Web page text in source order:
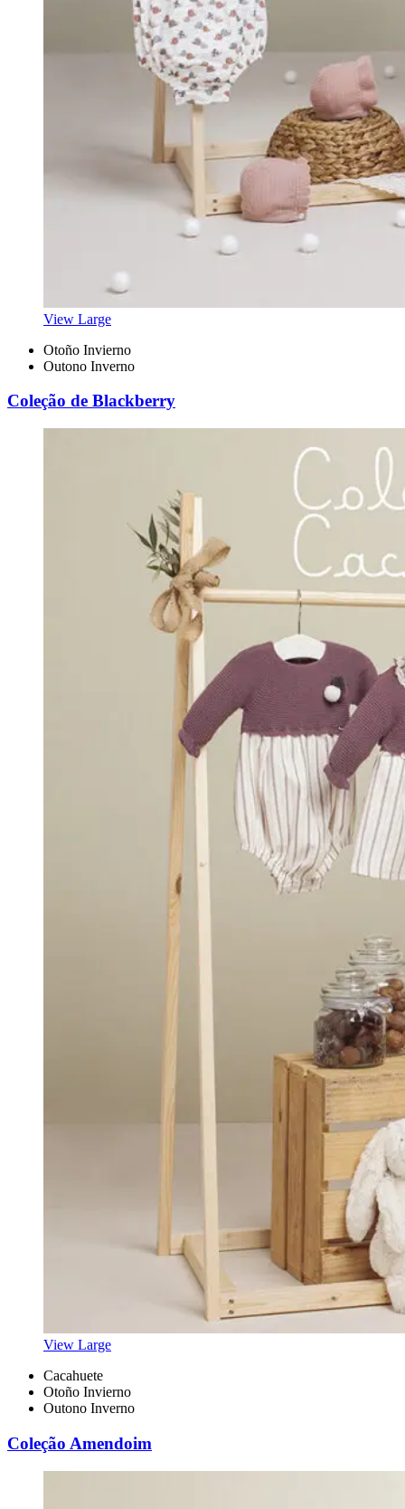
View Large
Otoño Invierno
Outono Inverno
Coleção de Blackberry
View Large
Cacahuete
Otoño Invierno
Outono Inverno
Coleção Amendoim